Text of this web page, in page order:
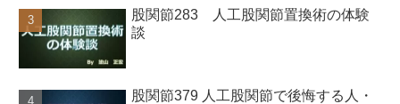
股関節283 人工股関節置換術の体験
談
股関節379 人工股関節で後悔する人・